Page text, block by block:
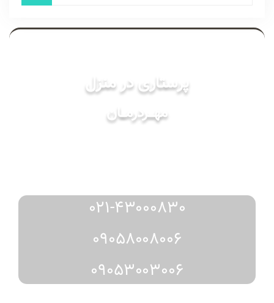
پرستاری در منزل
مهـــردرمـــان
021-43000830
09058008006
09053003006